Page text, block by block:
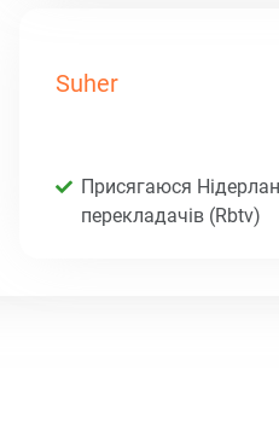
Suher
Присягаюся
перекладачів (Rbtv)